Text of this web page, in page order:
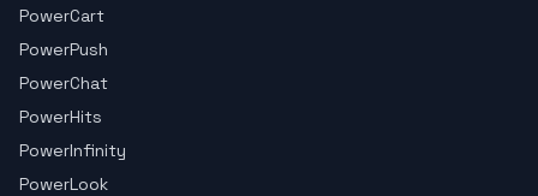
PowerCart
PowerPush
PowerChat
PowerHits
PowerInfinity
PowerLook